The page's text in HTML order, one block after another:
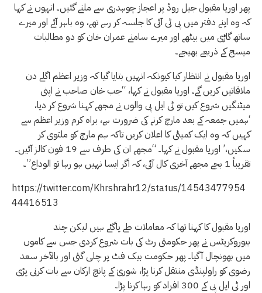
پھر اوریا مقبول جیل روڈ پر اعجاز چوہدری سے ملنے گئیں۔ انہوں نے کہا
کہ وہ اپنے دفتر میں پی ٹی آئی کا جلسہ کر رہے تھے، وہ باہر آئے اور میرے
ساتھ گاڑی میں بیٹھے اور میرے سامنے عمران خان کو دو مطالبات
میسج کے ذریعے بھیجے۔
اوریا مقبول نے انتظار کیا کیونکہ انہیں بتایا گیا کہ وزیر اعظم اگلے دن
ملاقاتیں کریں گے۔ اوریا مقبول نے کہا، “جب خان صاحب نے اپنی
میٹنگیں شروع کیں تو ٹی ایل پی والوں نے مجھے کہنا شروع کر دیا،
‘ہمیں جمعہ کے بعد مارچ کرنے کی ضرورت ہے، براہ کرم وزیر اعظم سے
کہیں کہ وہ ایک کمیٹی کا اعلان کریں تاکہ ہم مارچ کو ملتوی کر
سکیں،’ اوریا مقبول نے کہا۔ “مجھے ان کی طرف سے 19 فون کالز آئیں۔
تقریباً 1 بجے مجھے آخری کال آئی، کہ اگر ایسا نہیں ہو رہا تو الوداع”۔
https://twitter.com/Khrshrahr12/status/14543477954
44416513
اوریا مقبول کا کہنا تھا کہ معاملات طے پاگئے ہیں لیکن چند
بیوروکریٹس نے پھر حکومتی رٹ کی بات شروع کردی جس سے کاموں
میں بھونچال آگیا۔ پھر حکومت بیک فٹ پر چلی گئی اور بالآخر سعد
رضوی کو راولپنڈی منتقل کرنا پڑا، شوریٰ کے پانچ ارکان سے بات کرنی پڑی
اور ٹی ایل پی کے 300 افراد کو رہا کرنا پڑا۔